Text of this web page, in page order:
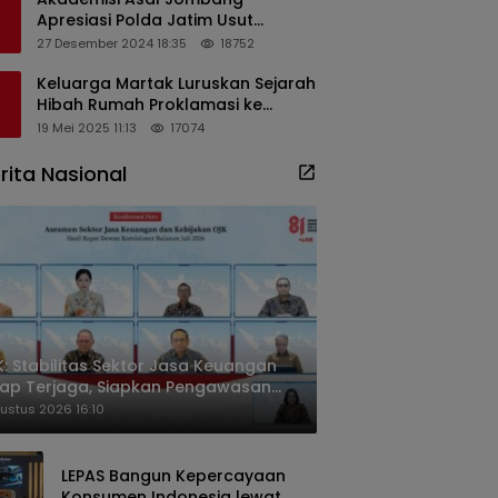
Apresiasi Polda Jatim Usut
Dugaan Korupsi Pengisian
27 Desember 2024 18:35 18752
Keluarga Martak Luruskan Sejarah
Hibah Rumah Proklamasi ke
Soekarno
19 Mei 2025 11:13 17074
Nasional
Stabilitas Sektor Jasa Keuangan
Terjaga, Siapkan Pengawasan
Mineral Mulai 2027
2026 16:10
LEPAS Bangun Kepercayaan